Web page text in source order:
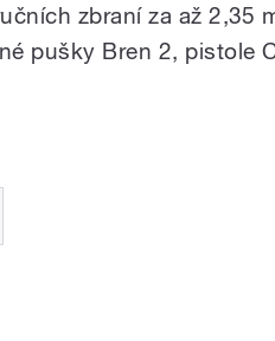
zbraní za až 2,35
pušky Bren 2, pistole